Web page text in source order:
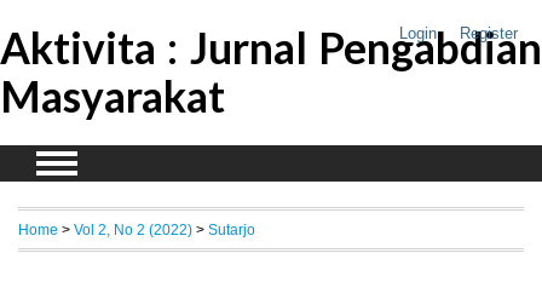
Login Register
Aktivita : Jurnal Pengabdian
Masyarakat
Home > Vol 2, No 2 (2022) > Sutarjo